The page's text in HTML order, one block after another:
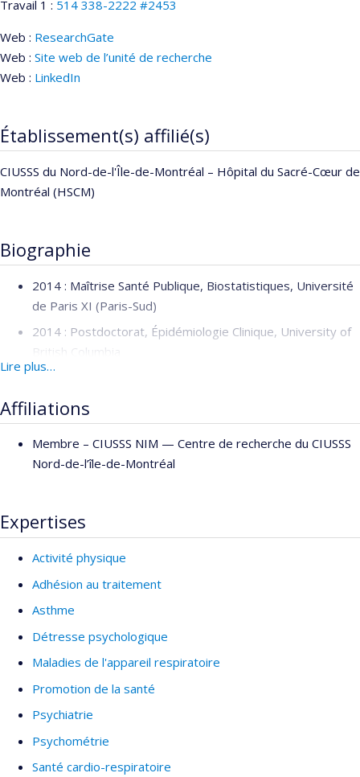
Travail 1 : 514 338-2222 #2453
Web : ResearchGate
Web : Site web de l’unité de recherche
Web : LinkedIn
Établissement(s) affilié(s)
CIUSSS du Nord-de-l'Île-de-Montréal – Hôpital du Sacré-Cœur de
Montréal (HSCM)
Biographie
2014 : Maîtrise Santé Publique, Biostatistiques, Université
de Paris XI (Paris-Sud)
2014 : Postdoctorat, Épidémiologie Clinique, University of
British Columbia
2008 : Doctorat en Sciences du Mouvement Humain,
Université de Montpellier, France
2004 : Maîtrise Recherche en Sciences du Mouvement
2003 : Baccalauréat en Psychologie, Université de
Montpellier III (Université Paul-Valéry)
Lire plus…
Affiliations
Membre – CIUSSS NIM — Centre de recherche du CIUSSS
Nord-de-l’île-de-Montréal
Expertises
Activité physique
Adhésion au traitement
Asthme
Détresse psychologique
Maladies de l'appareil respiratoire
Promotion de la santé
Psychiatrie
Psychométrie
Santé cardio-respiratoire